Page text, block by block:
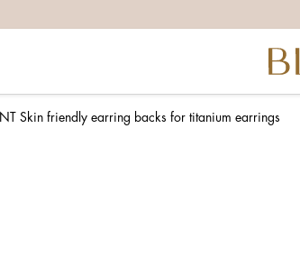
NT Skin friendly earring backs for titanium earrings